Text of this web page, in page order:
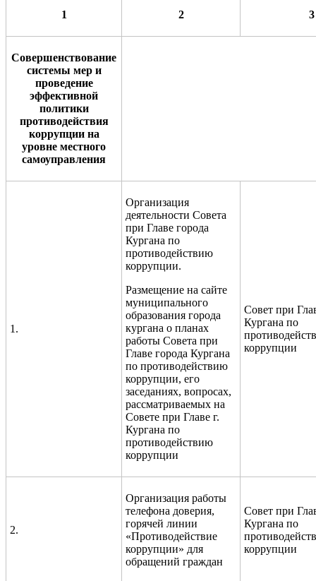
1 2 3
Совершенствование
системы мер и
проведение
эффективной
политики
противодействия
коррупции на
уровне местного
самоуправления
1.
Организация
деятельности Совета
при Главе города
Кургана по
противодействию
коррупции.
Размещение на сайте
муниципального
образования города
кургана о планах
работы Совета при
Главе города Кургана
по противодействию
коррупции, его
заседаниях, вопросах,
рассматриваемых на
Совете при Главе г.
Кургана по
противодействию
коррупции
Совет при
Кургана по
коррупции
2.
Организация работы
телефона доверия,
горячей линии
«Противодействие
коррупции» для
обращений граждан
Совет при
Кургана по
коррупции